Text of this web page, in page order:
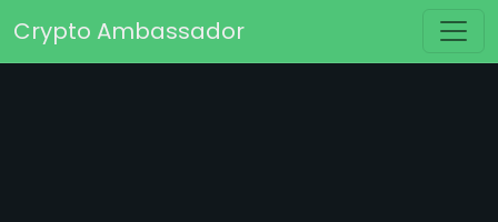
Основная навигация
Crypto Ambassador